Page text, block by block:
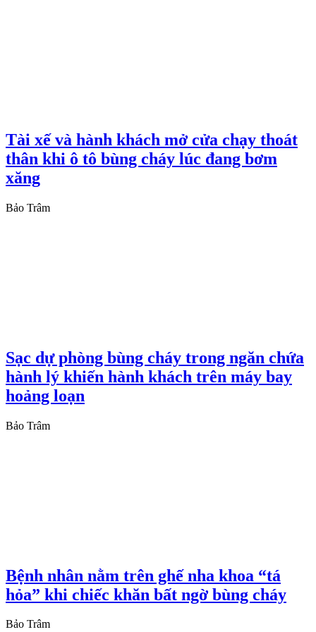
Tài xế và hành khách mở cửa chạy thoát
thân khi ô tô bùng cháy lúc đang bơm
xăng
Bảo Trâm
Sạc dự phòng bùng cháy trong ngăn chứa
hành lý khiến hành khách trên máy bay
hoảng loạn
Bảo Trâm
Bệnh nhân nằm trên ghế nha khoa “tá
hỏa” khi chiếc khăn bất ngờ bùng cháy
Bảo Trâm